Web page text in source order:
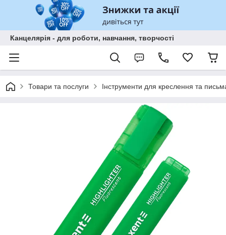
Канцелярія - для роботи, навчання, творчості
Товари та послуги Інструменти для креслення та